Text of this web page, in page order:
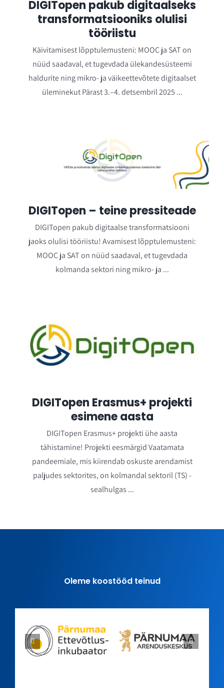
DIGITopen pakub digitaalseks
transformatsiooniks olulisi
tööriistu
Käivitamisest lõpptulemusteni: MOOC ja SAT on
nüüd saadaval, et tugevdada ülekandesüsteemi
haldurite ning mikro- ja väikeettevõtete digitaalset
üleminekut Pärast 3.–4. detsembril 2025 ...
DIGITopen – teine pressiteade
DIGITopen pakub digitaalse transformatsiooni
jaoks olulisi tööriistu! Avamisest lõpptulemusteni:
MOOC ja SAT on nüüd saadaval, et tugevdada
kolmanda sektori ning mikro- ja ...
DIGITopen Erasmus+ projekti
esimene aasta
DIGITopen Erasmus+ projekti ühe aasta
tähistamine! Projekti eesmärgid Vaatamata
pandeemiale, mis kiirendab oskuste arendamist
paljudes sektorites, on kolmandal sektoril (TS) -
sealhulgas ...
Oleme koostööd teinud